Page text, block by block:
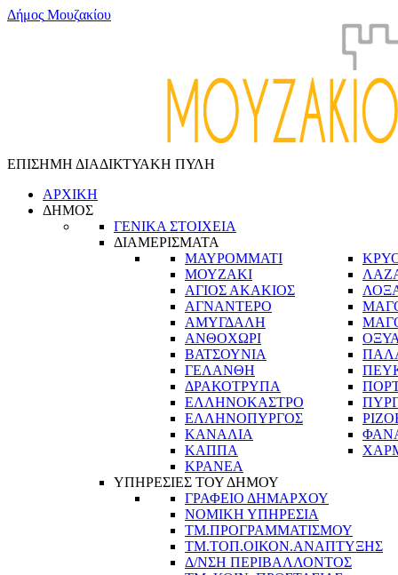
Δήμος Μουζακίου
ΕΠΙΣΗΜΗ ΔΙΑΔΙΚΤΥΑΚΗ ΠΥΛΗ
ΑΡΧΙΚΗ
ΔΗΜΟΣ
ΓΕΝΙΚΑ ΣΤΟΙΧΕΙΑ
ΔΙΑΜΕΡΙΣΜΑΤΑ
ΜΑΥΡΟΜΜΑΤΙ
ΜΟΥΖΑΚΙ
ΑΓΙΟΣ ΑΚΑΚΙΟΣ
ΑΓΝΑΝΤΕΡΟ
ΑΜΥΓΔΑΛΗ
ΑΝΘΟΧΩΡΙ
ΒΑΤΣΟΥΝΙΑ
ΓΕΛΑΝΘΗ
ΔΡΑΚΟΤΡΥΠΑ
ΕΛΛΗΝΟΚΑΣΤΡΟ
ΕΛΛΗΝΟΠΥΡΓΟΣ
ΚΑΝΑΛΙΑ
ΚΑΠΠΑ
ΚΡΑΝΕΑ
ΥΠΗΡΕΣΙΕΣ ΤΟΥ ΔΗΜΟΥ
ΓΡΑΦΕΙΟ ΔΗΜΑΡΧΟΥ
ΝΟΜΙΚΗ ΥΠΗΡΕΣΙΑ
ΤΜ.ΠΡΟΓΡΑΜΜΑΤΙΣΜΟΥ
ΤΜ.ΤΟΠ.ΟΙΚΟΝ.ΑΝΑΠΤΥΞΗΣ
Δ/ΝΣΗ ΠΕΡΙΒΑΛΛΟΝΤΟΣ